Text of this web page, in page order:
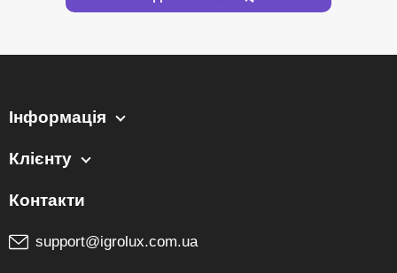
Інформація
Клієнту
support@igrolux.com.ua